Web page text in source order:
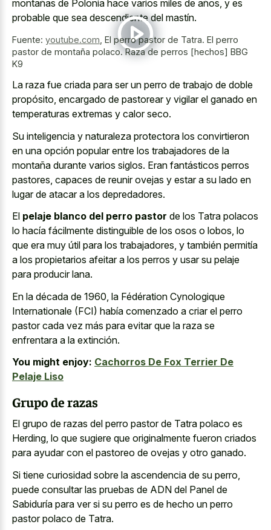
montañas de Polonia hace varios miles de años, y es
probable que sea descendiente del mastín.
Fuente: youtube.com El perro pastor de Tatra. El perro
pastor de montaña polaco. Raza de perros [hechos] BBG
K9
La raza fue criada para ser un perro de trabajo de doble
propósito, encargado de pastorear y vigilar el ganado en
temperaturas extremas y calor seco.
Su inteligencia y naturaleza protectora los convirtieron
en una opción popular entre los trabajadores de la
montaña durante varios siglos. Eran fantásticos perros
pastores, capaces de reunir ovejas y estar a su lado en
lugar de atacar a los depredadores.
El pelaje blanco del perro pastor de los Tatra polacos
lo hacía fácilmente distinguible de los osos o lobos, lo
que era muy útil para los trabajadores, y también permitía
a los propietarios afeitar a los perros y usar su pelaje
para producir lana.
En la década de 1960, la Fédération Cynologique
Internationale (FCI) había comenzado a criar el perro
pastor cada vez más para evitar que la raza se
enfrentara a la extinción.
You might enjoy: Cachorros De Fox Terrier De
Pelaje Liso
Grupo de razas
El grupo de razas del perro pastor de Tatra polaco es
Herding, lo que sugiere que originalmente fueron criados
para ayudar con el pastoreo de ovejas y otro ganado.
Si tiene curiosidad sobre la ascendencia de su perro,
puede consultar las pruebas de ADN del Panel de
Sabiduría para ver si su perro es de hecho un perro
pastor polaco de Tatra.